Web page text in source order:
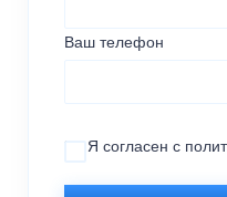
Ваш телефон
Я согласен с